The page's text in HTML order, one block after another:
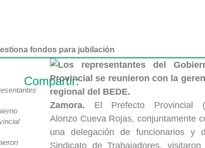
fondos para jubilación
Compartir:
Zamora. El Prefecto Provincial
Alonzo Cueva Rojas, conjuntamente
una delegación de funcionarios y
Sindicato de Trabajadores, visitaron